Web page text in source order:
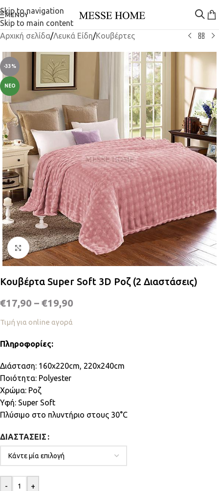
Skip to navigation
Skip to main content
ΜΕΝΟΎ
Αρχική σελίδα/Λευκά Είδη/Κουβέρτες
-33%
ΝΈΟ
Κλικ για μεγέθυνση
Κουβέρτα Super Soft 3D Ροζ (2 Διαστάσεις)
€17,90 – €19,90
Τιμή για online αγορά
Πληροφορίες:
Διάσταση: 160x220cm, 220x240cm
Ποιότητα: Polyester
Χρώμα: Ροζ
Υφή: Super Soft
Πλύσιμο στο πλυντήριο στους 30°C
ΔΙΑΣΤΆΣΕΙΣ
- +